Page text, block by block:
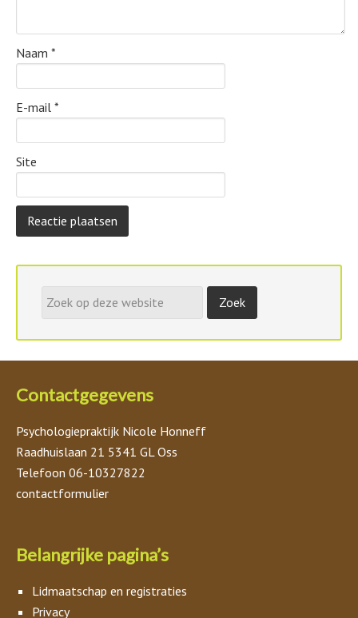
Naam *
E-mail *
Site
Contactgegevens
Psychologiepraktijk Nicole Honneff
Raadhuislaan 21 5341 GL Oss
Telefoon 06-10327822
contactformulier
Belangrijke pagina’s
Lidmaatschap en registraties
Privacy